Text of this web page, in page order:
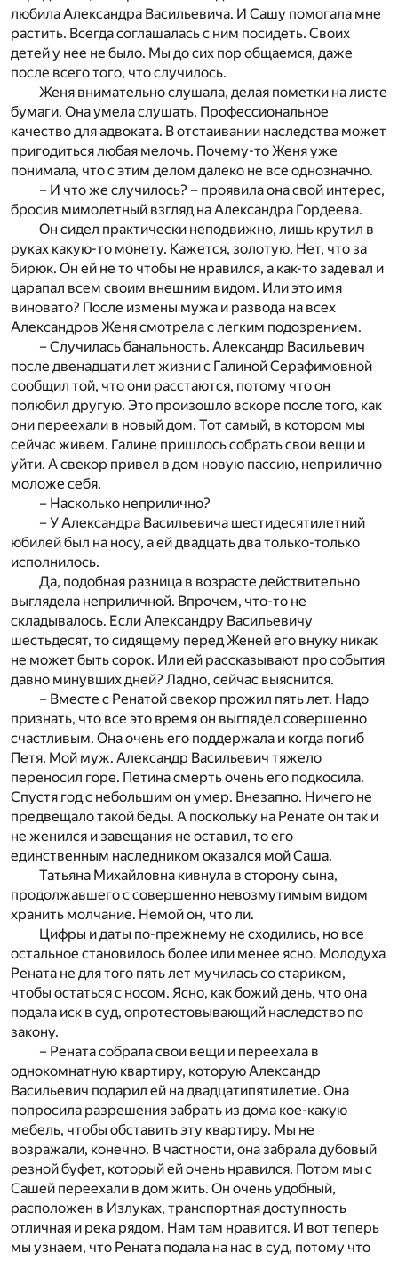
любила Александра Васильевича. И Сашу помогала мне
растить. Всегда соглашалась с ним посидеть. Своих
детей у нее не было. Мы до сих пор общаемся, даже
после всего того, что случилось.
Женя внимательно слушала, делая пометки на листе
бумаги. Она умела слушать. Профессиональное
качество для адвоката. В отстаивании наследства может
пригодиться любая мелочь. Почему-то Женя уже
понимала, что с этим делом далеко не все однозначно.
– И что же случилось? – проявила она свой интерес,
бросив мимолетный взгляд на Александра Гордеева.
Он сидел практически неподвижно, лишь крутил в
руках какую-то монету. Кажется, золотую. Нет, что за
бирюк. Он ей не то чтобы не нравился, а как-то задевал и
царапал всем своим внешним видом. Или это имя
виновато? После измены мужа и развода на всех
Александров Женя смотрела с легким подозрением.
– Случилась банальность. Александр Васильевич
после двенадцати лет жизни с Галиной Серафимовной
сообщил той, что они расстаются, потому что он
полюбил другую. Это произошло вскоре после того, как
они переехали в новый дом. Тот самый, в котором мы
сейчас живем. Галине пришлось собрать свои вещи и
уйти. А свекор привел в дом новую пассию, неприлично
моложе себя.
– Насколько неприлично?
– У Александра Васильевича шестидесятилетний
юбилей был на носу, а ей двадцать два только-только
исполнилось.
Да, подобная разница в возрасте действительно
выглядела неприличной. Впрочем, что-то не
складывалось. Если Александру Васильевичу
шестьдесят, то сидящему перед Женей его внуку никак
не может быть сорок. Или ей рассказывают про события
давно минувших дней? Ладно, сейчас выяснится.
– Вместе с Ренатой свекор прожил пять лет. Надо
признать, что все это время он выглядел совершенно
счастливым. Она очень его поддержала и когда погиб
Петя. Мой муж. Александр Васильевич тяжело
переносил горе. Петина смерть очень его подкосила.
Спустя год с небольшим он умер. Внезапно. Ничего не
предвещало такой беды. А поскольку на Ренате он так и
не женился и завещания не оставил, то его
единственным наследником оказался мой Саша.
Татьяна Михайловна кивнула в сторону сына,
продолжавшего с совершенно невозмутимым видом
хранить молчание. Немой он, что ли.
Цифры и даты по-прежнему не сходились, но все
остальное становилось более или менее ясно. Молодуха
Рената не для того пять лет мучилась со стариком,
чтобы остаться с носом. Ясно, как божий день, что она
подала иск в суд, опротестовывающий наследство по
закону.
– Рената собрала свои вещи и переехала в
однокомнатную квартиру, которую Александр
Васильевич подарил ей на двадцатипятилетие. Она
попросила разрешения забрать из дома кое-какую
мебель, чтобы обставить эту квартиру. Мы не
возражали, конечно. В частности, она забрала дубовый
резной буфет, который ей очень нравился. Потом мы с
Сашей переехали в дом жить. Он очень удобный,
расположен в Излуках, транспортная доступность
отличная и река рядом. Нам там нравится. И вот теперь
мы узнаем, что Рената подала на нас в суд, потому что